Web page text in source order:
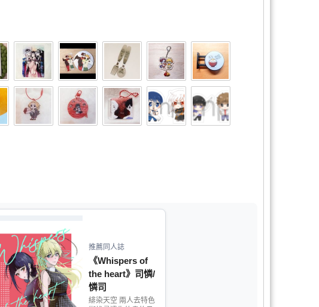
推薦同人誌
《Whispers of
the heart》司憐/
憐司
緋染天空 兩人去特色